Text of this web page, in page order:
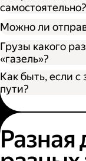
самостоятельно?
Можно ли
Грузы какого
«газель»?
Как быть, если с
пути?
Разная